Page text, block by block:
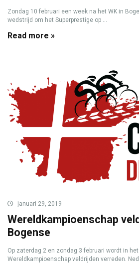
Zondag 10 februari een week na het WK in
wedstrijd om het Superprestige op ...
Read more »
januari 29, 2019
Wereldkampioenschap
Bogense
Op zaterdag 2 en zondag 3 februari wordt in
Wereldkampioenschap veldrijden verreden.